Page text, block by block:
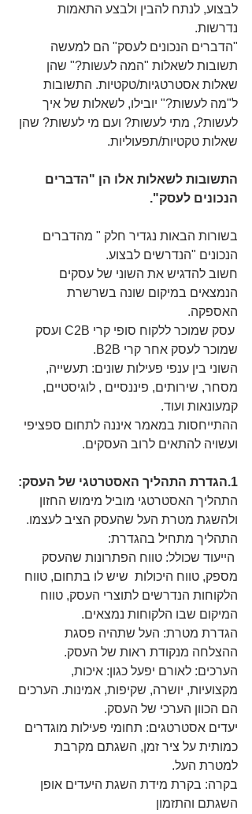
לבצוע, לנתח להבין ולבצע התאמות
נדרשות.
"הדברים הנכונים לעסק" הם למעשה
תשובות לשאלות "המה לעשות?" שהן
שאלות אסטרטגיות/טקטיות. התשובות
ל"מה לעשות?" יובילו, לשאלות של איך
לעשות?, מתי לעשות? ועם מי לעשות? שהן
שאלות טקטיות/תפעוליות.
התשובות לשאלות אלו הן "הדברים
הנכונים לעסק".
בשורות הבאות נגדיר חלק " מהדברים
הנכונים "הנדרשים לבצוע.
חשוב להדגיש את השוני של עסקים
הנמצאים במיקום שונה בשרשרת
האספקה.
עסק שמוכר ללקוח סופי קרי C2B ועסק
שמוכר לעסק אחר קרי B2B.
השוני בין ענפי פעילות שונים: תעשייה,
מסחר, שירותים, פיננסיים , לוגיסטיים,
קמעונאות ועוד.
ההתייחסות במאמר איננה לתחום ספציפי
ועשויה להתאים לרוב העסקים.
1.הגדרת התהליך האסטרטגי של העסק:
התהליך האסטרטגי מוביל מימוש החזון
ולהשגת מטרת העל שהעסק הציב לעצמו.
התהליך מתחיל בהגדרת:
הייעוד שכולל: טווח הפתרונות שהעסק
מספק, טווח היכולות  שיש לו בתחום, טווח
הלקוחות הנדרשים לתוצרי העסק, טווח
המיקום שבו הלקוחות נמצאים.
הגדרת מטרת: העל שתהיה פסגת
ההצלחה מנקודת ראות של העסק.
הערכים: לאורם יפעל כגון: איכות,
מקצועיות, יושרה, שקיפות, אמינות. הערכים
הם הכוון הערכי של העסק.
יעדים אסטרטגים: תחומי פעילות מוגדרים
כמותית על ציר זמן, השגתם מקרבת
למטרת העל.
בקרה: בקרת מידת השגת היעדים אופן
השגתם והתזמון